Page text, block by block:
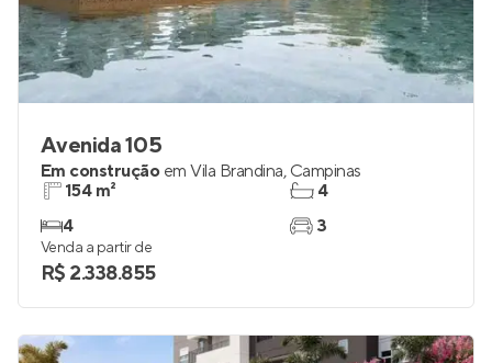
Avenida 105
Em construção em Vila Brandina, Campinas
154 m²
4
4
3
Venda a partir de
R$ 2.338.855